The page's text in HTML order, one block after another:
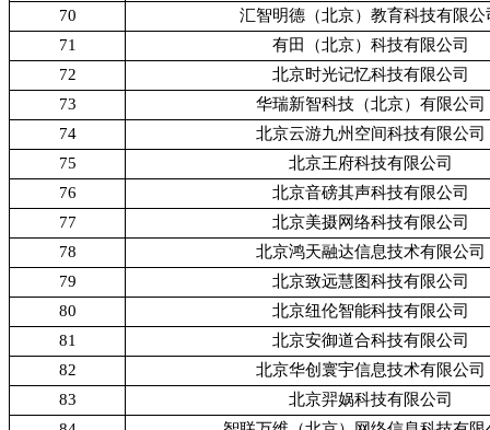
70
汇智明德（北京）教育科技有限公
71
有田（北京）科技有限公司
72
北京时光记忆科技有限公司
73
华瑞新智科技（北京）有限公司
74
北京云游九州空间科技有限公司
75
北京王府科技有限公司
76
北京音磅其声科技有限公司
77
北京美摄网络科技有限公司
78
北京鸿天融达信息技术有限公司
79
北京致远慧图科技有限公司
80
北京纽伦智能科技有限公司
81
北京安御道合科技有限公司
82
北京华创寰宇信息技术有限公司
83
北京羿娲科技有限公司